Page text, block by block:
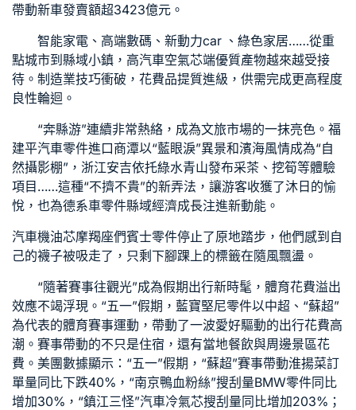
帶動新車發賣額超3423億元。
智能家電、高端數碼、新動力car 、綠色家居……從重
點城市到縣域小鎮，高汽車空氣芯端優質產物越來越受接
待。制造業技巧衝破，花費品提質進級，供需完成更高程度
良性輪迴。
“奔縣游”連續非常熱絡，成為文旅市場的一抹亮色。福
建平汽車零件進口商潭以“藍眼淚”異景和濱海風情成為“自
然攝影棚”，浙江安吉依托綠水青山發布采茶、挖筍等體驗
項目……這種“不擠不貴”的新弄法，讓游客收獲了沐日的愉
悅，也為德系車零件縣域經濟成長注進新動能。
汽車機油芯摩羯座們賓士零件停止了原地踏步，他們感到自
己的襪子被吸走了，只剩下腳踝上的標籤在隨風飄盪。
“隨著賽事往觀光”成為假期出行新時髦，體育花費溢出
效應不竭浮現。“五一”假期， 藍寶堅尼零件以中超、“蘇超”
為代表的體育賽事運動，帶動了一波愛好驅動的出行花費高
潮。賽事帶動的不只是住宿，還有當地餐飲與周邊景區花
費。美團數據顯示：“五一”假期，“蘇超”賽事帶動淮揚菜訂
單量同比下跌40%，“南京鴨血粉絲”搜刮量BMW零件同比
增加30%，“鎮江三怪”汽車冷氣芯搜刮量同比增加203%；